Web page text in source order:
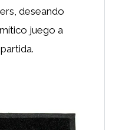
deseando
juego a